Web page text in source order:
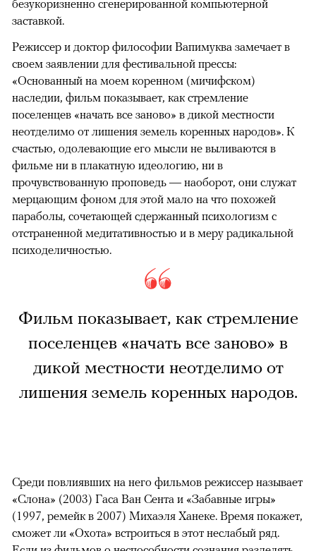
безукоризненно сгенерированной компьютерной
заставкой.
Режиссер и доктор философии Вапимуква замечает в
своем заявлении для фестивальной прессы:
«Основанный на моем коренном (мичифском)
наследии, фильм показывает, как стремление
поселенцев «начать все заново» в дикой местности
неотделимо от лишения земель коренных народов». К
счастью, одолевающие его мысли не выливаются в
фильме ни в плакатную идеологию, ни в
прочувствованную проповедь — наоборот, они служат
мерцающим фоном для этой мало на что похожей
параболы, сочетающей сдержанный психологизм с
отстраненной медитативностью и в меру радикальной
психоделичностью.
Фильм показывает, как стремление
поселенцев «начать все заново» в
дикой местности неотделимо от
лишения земель коренных народов.
Среди повлиявших на него фильмов режиссер называет
«Слона» (2003) Гаса Ван Сента и «Забавные игры»
(1997, ремейк в 2007) Михаэля Ханеке. Время покажет,
сможет ли «Охота» встроиться в этот неслабый ряд.